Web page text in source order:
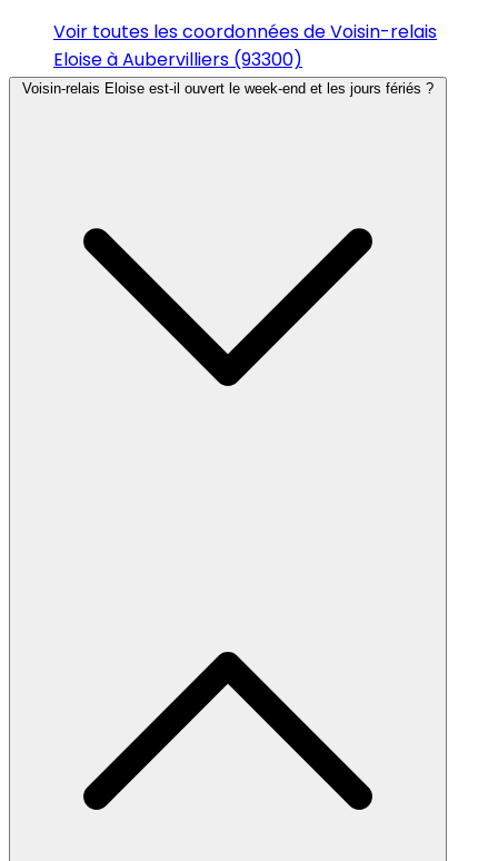
Voir toutes les coordonnées de Voisin-relais
Eloise à Aubervilliers (93300)
Voisin-relais Eloise est-il ouvert le week-end et les jours fériés ?